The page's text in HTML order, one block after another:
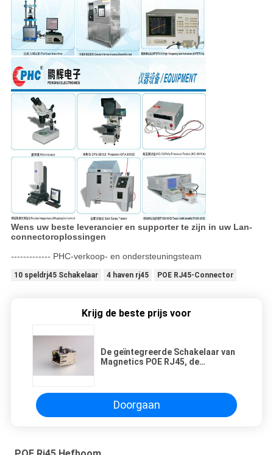
Wens uw beste leverancier en supporter te zijn in uw Lan-
connectoroplossingen
------------- PHC-verkoop- en ondersteuningsteam
10 speldrj45 Schakelaar 4 haven rj45 POE RJ45-Connector
Krijg de beste prijs voor
De geïntegreerde Schakelaar van
Magnetics POE RJ45, de
Transformatoren
Doorgaan